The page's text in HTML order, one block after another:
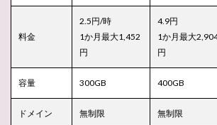
料金
2.5円/時
1か月最大1,452
円
4.9円
1か月最大
円
容量 300GB 400GB
ドメイン 無制限 無制限